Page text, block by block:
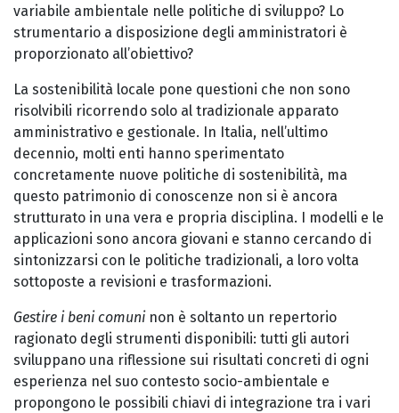
variabile ambientale nelle politiche di sviluppo? Lo
strumentario a disposizione degli amministratori è
proporzionato all’obiettivo?
La sostenibilità locale pone questioni che non sono
risolvibili ricorrendo solo al tradizionale apparato
amministrativo e gestionale. In Italia, nell’ultimo
decennio, molti enti hanno sperimentato
concretamente nuove politiche di sostenibilità, ma
questo patrimonio di conoscenze non si è ancora
strutturato in una vera e propria disciplina. I modelli e le
applicazioni sono ancora giovani e stanno cercando di
sintonizzarsi con le politiche tradizionali, a loro volta
sottoposte a revisioni e trasformazioni.
Gestire i beni comuni non è soltanto un repertorio
ragionato degli strumenti disponibili: tutti gli autori
sviluppano una riflessione sui risultati concreti di ogni
esperienza nel suo contesto socio-ambientale e
propongono le possibili chiavi di integrazione tra i vari